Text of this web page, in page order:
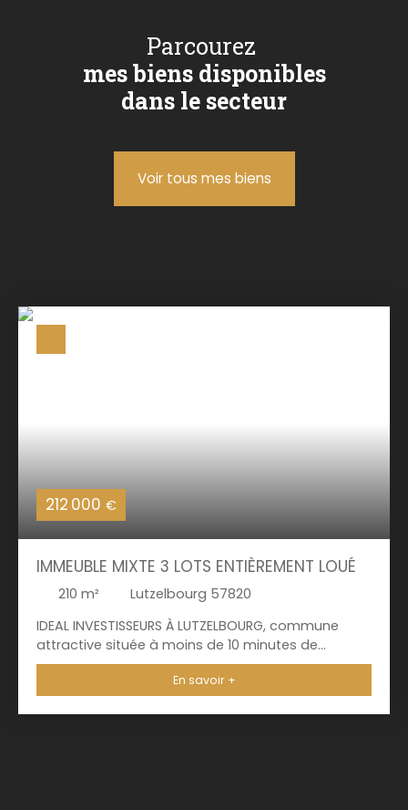
Parcourez
mes biens disponibles
dans le secteur
Voir tous mes biens
212 000 €
IMMEUBLE MIXTE 3 LOTS ENTIÈREMENT LOUÉ
210 m²
Lutzelbourg 57820
IDEAL INVESTISSEURS À LUTZELBOURG, commune
attractive située à moins de 10 minutes de
PHALSBOURG et SAVERNE, découvrez cet immeuble
composé de 3 lots, tous loués. Au rez-de-
En savoir +